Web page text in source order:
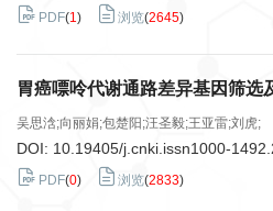
PDF(1) 浏览(2645)
胃癌嘌呤代谢通路差异基因筛选
吴思浛;向丽娟;包楚阳;汪圣毅;王亚雷;刘虎;
DOI: 10.19405/j.cnki.issn1000-
PDF(0) 浏览(2833)